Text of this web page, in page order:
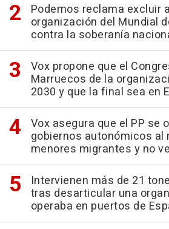
Podemos reclama excluir
organización del Mundial
contra la soberanía
Vox propone que el
Marruecos de la
2030 y que la final sea en
Vox asegura que el PP se
gobiernos autonómicos al
menores migrantes y no
Intervienen más de 21
tras desarticular una
operaba en puertos de